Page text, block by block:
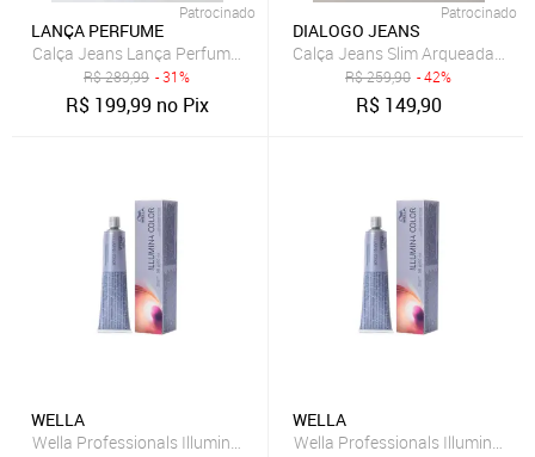
Patrocinado
LANÇA PERFUME
Calça Jeans Lança Perfume Mom Luna Azul
R$289,99 - 31%
R$ 199,99 no Pix
Patrocinado
DIALOGO JEANS
Calça Jeans Slim Arqueada
R$259,90 - 42%
R$ 149,90
WELLA
Wella Professionals Illumina Color 5.81 Castanho Claro Perola
WELLA
Wella Professionals Illumina